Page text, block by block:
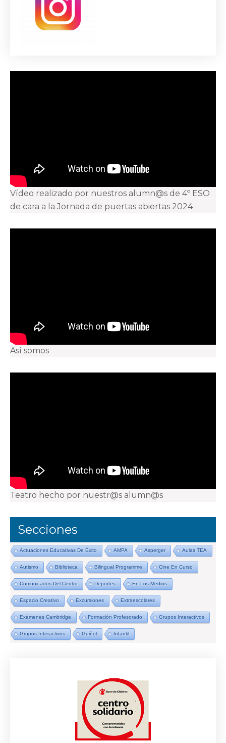
Vídeo realizado por nuestros alumn@s de 4º ESO
de cara a la Jornada de puertas abiertas 2024
Así somos
Teatro hecho por nuestr@s alumn@s
Secciones
Actuaciones Educativas De Éxito AMPA Asperger Aulas TEA
Autismo Biblioteca Bilingual Programme Cine En Curso
Comunicados Del Centro Deportes En Los Medios
Espacio Creativo Excursiones Extraescolares
Exámenes Cambridge Formación Profesorado Grupos Interactivos
Grupos Interactivos Guiñol Infantil